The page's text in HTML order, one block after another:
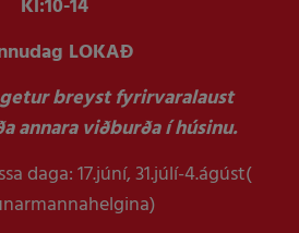
Kl:10-14
LOKAÐ
breyst fyrirvaralaust
annara viðburða í húsinu.
daga: 17.júní, 31.júlí-4.ágúst(